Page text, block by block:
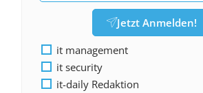
Jetzt Anmelden!
it management
it security
it-daily Redaktion